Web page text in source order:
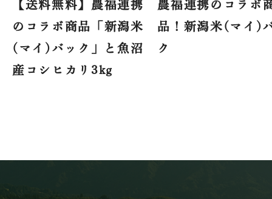
【送料無料】農福連携
のコラボ商品「新潟米
(マイ)バック」と魚沼
産コシヒカリ3kg
農福連携のコラボ
品！新潟米(マイ)
ク